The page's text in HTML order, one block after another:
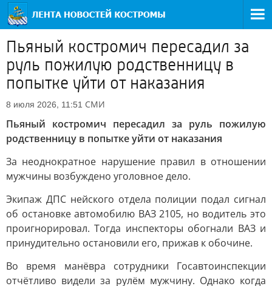
Пьяный костромич пересадил за
руль пожилую родственницу в
попытке уйти от наказания
8 июля 2026, 11:51 СМИ
Пьяный костромич пересадил за руль пожилую
родственницу в попытке уйти от наказания
За неоднократное нарушение правил в отношении
мужчины возбуждено уголовное дело.
Экипаж ДПС нейского отдела полиции подал сигнал
об остановке автомобилю ВАЗ 2105, но водитель это
проигнорировал. Тогда инспекторы обогнали ВАЗ и
принудительно остановили его, прижав к обочине.
Во время манёвра сотрудники Госавтоинспекции
отчётливо видели за рулём мужчину. Однако когда